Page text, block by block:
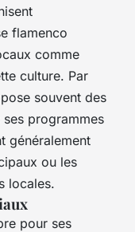
flamenco
comme
culture. Par
souvent des
programmes
généralement
ou les
locales.
pour ses